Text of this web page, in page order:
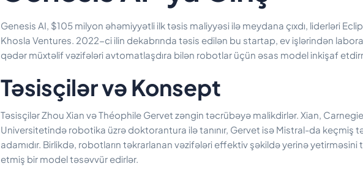
Genesis AI, $105 milyon əhəmiyyətli ilk təsis maliyyəsi ilə meydana çıxdı, liderləri
Khosla Ventures. 2022-ci ilin dekabrında təsis edilən bu startap, ev işlərindən
qədər müxtəlif vəzifələri avtomatlaşdıra bilən robotlar üçün əsas model inkişaf
Təsisçilər və Konsept
Təsisçilər Zhou Xian və Théophile Gervet zəngin təcrübəyə malikdirlər. Xian,
Universitetində robotika üzrə doktorantura ilə tanınır, Gervet isə Mistral-da keçmiş
adamıdır. Birlikdə, robotların təkrarlanan vəzifələri effektiv şəkildə yerinə
etmiş bir model təsəvvür edirlər.